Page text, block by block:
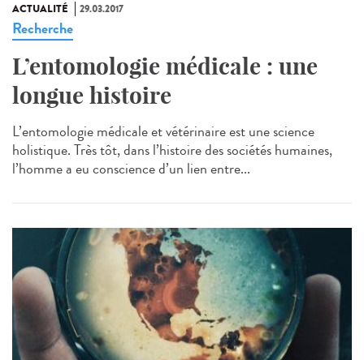
ACTUALITÉ 29.03.2017
Recherche
L’entomologie médicale : une
longue histoire
L’entomologie médicale et vétérinaire est une science
holistique. Très tôt, dans l’histoire des sociétés humaines,
l’homme a eu conscience d’un lien entre...